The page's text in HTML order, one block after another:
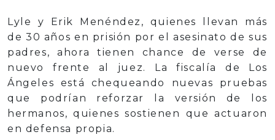
Lyle y Erik Menéndez, quienes llevan más
de 30 años en prisión por el asesinato de sus
padres, ahora tienen chance de verse de
nuevo frente al juez. La fiscalía de Los
Ángeles está chequeando nuevas pruebas
que podrían reforzar la versión de los
hermanos, quienes sostienen que actuaron
en defensa propia.